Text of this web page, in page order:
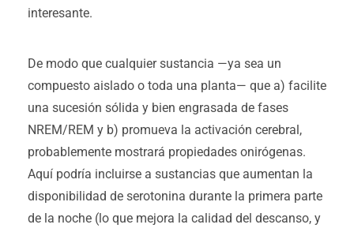
interesante.
De modo que cualquier sustancia —ya sea un
compuesto aislado o toda una planta— que a) facilite
una sucesión sólida y bien engrasada de fases
NREM/REM y b) promueva la activación cerebral,
probablemente mostrará propiedades onirógenas.
Aquí podría incluirse a sustancias que aumentan la
disponibilidad de serotonina durante la primera parte
de la noche (lo que mejora la calidad del descanso, y